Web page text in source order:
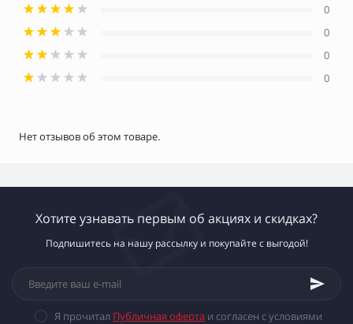
0
0
0
0
Нет отзывов об этом товаре.
Хотите узнавать первым об акциях и скидках?
Подпишитесь на нашу рассылку и покупайте с выгодой!
Я прочитал Публичная оферта и согласен с условиями